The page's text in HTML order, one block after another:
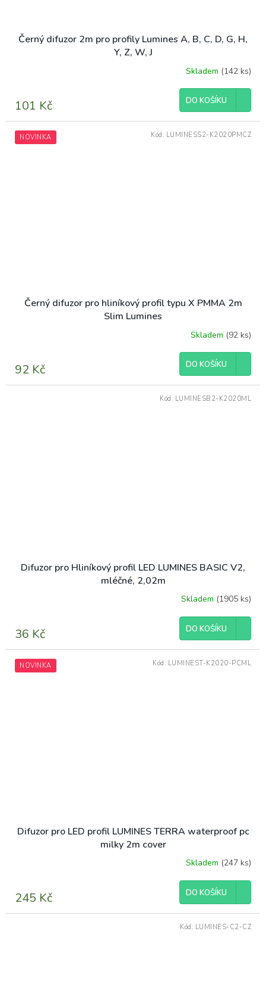
Černý difuzor 2m pro profily Lumines A, B, C, D, G, H,
Y, Z, W, J
Skladem (142 ks)
101 Kč DO KOŠÍKU
NOVINKA
Černý difuzor pro hliníkový profil typu X PMMA 2m
Slim Lumines
Skladem (92 ks)
92 Kč DO KOŠÍKU
Kód: LUMINESS2-K2020PMCZ
Difuzor pro Hliníkový profil LED LUMINES BASIC V2,
mléčné, 2,02m
Skladem (1905 ks)
36 Kč DO KOŠÍKU
Kód: LUMINESB2-K2020ML
NOVINKA
Difuzor pro LED profil LUMINES TERRA waterproof pc
milky 2m cover
Skladem (247 ks)
245 Kč DO KOŠÍKU
Kód: LUMINEST-K2020-PCML
Kód: LUMINES-C2-CZ